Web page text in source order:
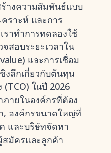
างความสัมพันธ์แบบ
คราะห์ และการ
ราทำการทดลองใช้
สอบระยะเวลาใน
และการเชื่อม
งลึกเกี่ยวกับต้นทุน
(TCO) ในปี 2026
ภายในองค์กรที่ต้อง
, องค์กรขนาดใหญ่ที่
และบริษัทจัดหา
สมัครและลูกค้า